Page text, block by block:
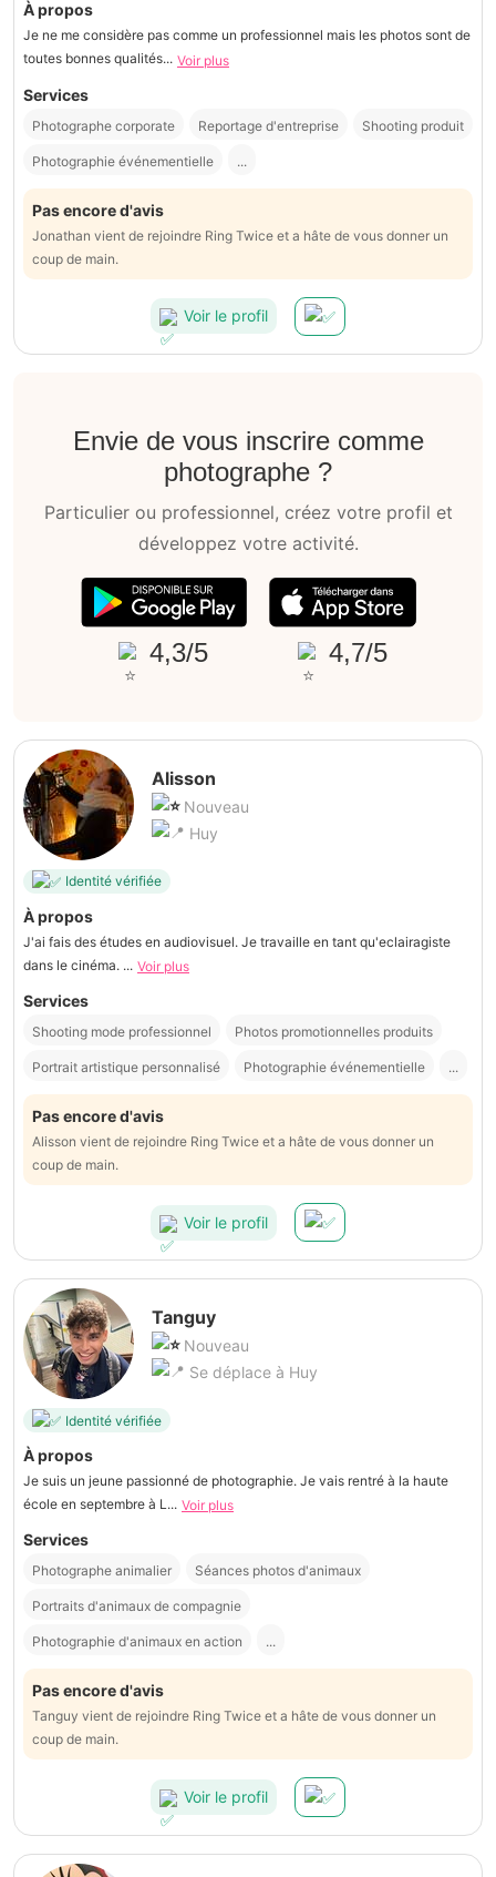
À propos
Je ne me considère pas comme un professionnel mais les photos sont de
toutes bonnes qualités... Voir plus
Services
Photographe corporate Reportage d'entreprise Shooting produit
Photographie événementielle ...
Pas encore d'avis
Jonathan vient de rejoindre Ring Twice et a hâte de vous donner un
coup de main.
Voir le profil
Envie de vous inscrire comme
photographe ?
Particulier ou professionnel, créez votre profil et
développez votre activité.
4,3/5 4,7/5
Alisson
Nouveau
Huy
Identité vérifiée
À propos
J'ai fais des études en audiovisuel. Je travaille en tant qu'eclairagiste
dans le cinéma. ... Voir plus
Services
Shooting mode professionnel Photos promotionnelles produits
Portrait artistique personnalisé Photographie événementielle ...
Pas encore d'avis
Alisson vient de rejoindre Ring Twice et a hâte de vous donner un
coup de main.
Voir le profil
Tanguy
Nouveau
Se déplace à Huy
Identité vérifiée
À propos
Je suis un jeune passionné de photographie. Je vais rentré à la haute
école en septembre à L... Voir plus
Services
Photographe animalier Séances photos d'animaux
Portraits d'animaux de compagnie
Photographie d'animaux en action ...
Pas encore d'avis
Tanguy vient de rejoindre Ring Twice et a hâte de vous donner un
coup de main.
Voir le profil